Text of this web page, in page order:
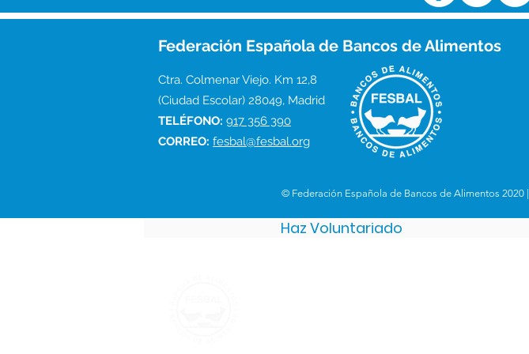
Federación Española de Bancos de Alimentos
Ctra. Colmenar Viejo. Km 12,8
(Ciudad Escolar) 28049, Madrid
TELÉFONO: 917 356 390
CORREO: fesbal@fesbal.org
© Federación Española de Bancos de Alimentos 2020 |
Haz Voluntariado